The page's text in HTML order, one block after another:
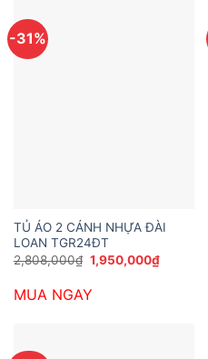
-31%
TỦ ÁO 2 CÁNH NHỰA ĐÀI
LOAN TGR24ĐT
2,808,000₫ Giá
gốc
2,808,000₫.
1,950,000₫Giá
hiện
MUA NGAY